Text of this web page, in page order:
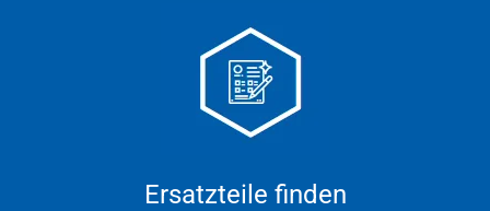
Ersatzteile finden